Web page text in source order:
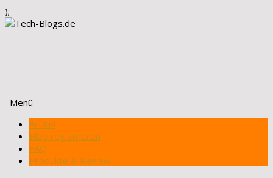
);
Menü
Zum
Inhalt
springen
Artikel
Blog registrieren
FAQ
Produkte & Review